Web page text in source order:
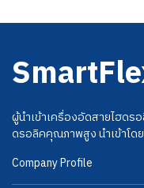
ผู้นำเข้าเครื่องอัดสายไฮดร
ดรอลิคคุณภาพสูง นำเข้าโด
Company Profile